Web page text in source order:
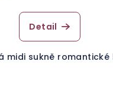
Detail
midi sukně romantické